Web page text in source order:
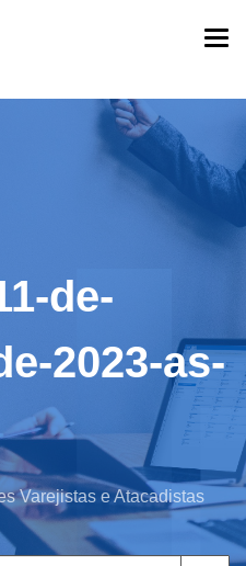
de-
2023-as-
Varejistas e Atacadistas